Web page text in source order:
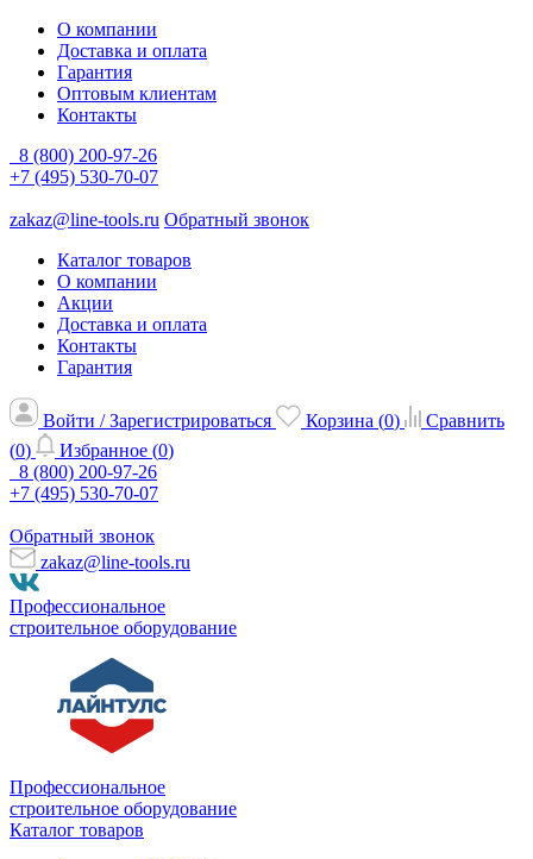
О компании
Доставка и оплата
Гарантия
Оптовым клиентам
Контакты
8 (800) 200-97-26
+7 (495) 530-70-07
zakaz@line-tools.ru Обратный звонок
Каталог товаров
О компании
Акции
Доставка и оплата
Контакты
Гарантия
Войти / Зарегистрироваться Корзина (0)
Сравнить
(0) Избранное (0)
8 (800) 200-97-26
+7 (495) 530-70-07
Обратный звонок
zakaz@line-tools.ru
Профессиональное
строительное оборудование
Профессиональное
строительное оборудование
Каталог товаров